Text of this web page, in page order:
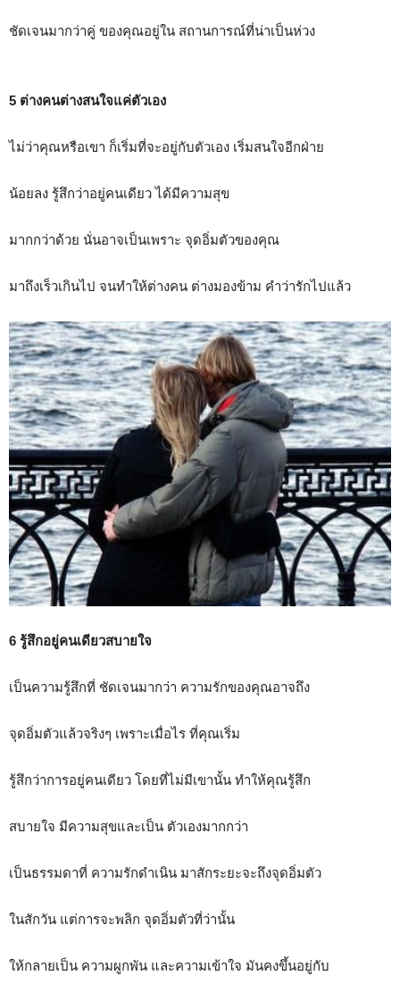
ชัดเจนมากว่าคู่ ของคุณอยู่ใน สถานการณ์ที่น่าเป็นห่วง
5 ต่างคนต่างสนใจแค่ตัวเอง
ไม่ว่าคุณหรือเขา ก็เริ่มที่จะอยู่กับตัวเอง เริ่มสนใจอีกฝ่าย
น้อยลง รู้สึกว่าอยู่คนเดียว ได้มีความสุข
มากกว่าด้วย นั่นอาจเป็นเพราะ จุดอิ่มตัวของคุณ
มาถึงเร็วเกินไป จนทำให้ต่างคน ต่างมองข้าม คำว่ารักไปแล้ว
6 รู้สึกอยู่คนเดียวสบายใจ
เป็นความรู้สึกที่ ชัดเจนมากว่า ความรักของคุณอาจถึง
จุดอิ่มตัวแล้วจริงๆ เพราะเมื่อไร ที่คุณเริ่ม
รู้สึกว่าการอยู่คนเดียว โดยที่ไม่มีเขานั้น ทำให้คุณรู้สึก
สบายใจ มีความสุขและเป็น ตัวเองมากกว่า
เป็นธรรมดาที่ ความรักดำเนิน มาสักระยะจะถึงจุดอิ่มตัว
ในสักวัน แต่การจะพลิก จุดอิ่มตัวที่ว่านั้น
ให้กลายเป็น ความผูกพัน และความเข้าใจ มันคงขึ้นอยู่กับ